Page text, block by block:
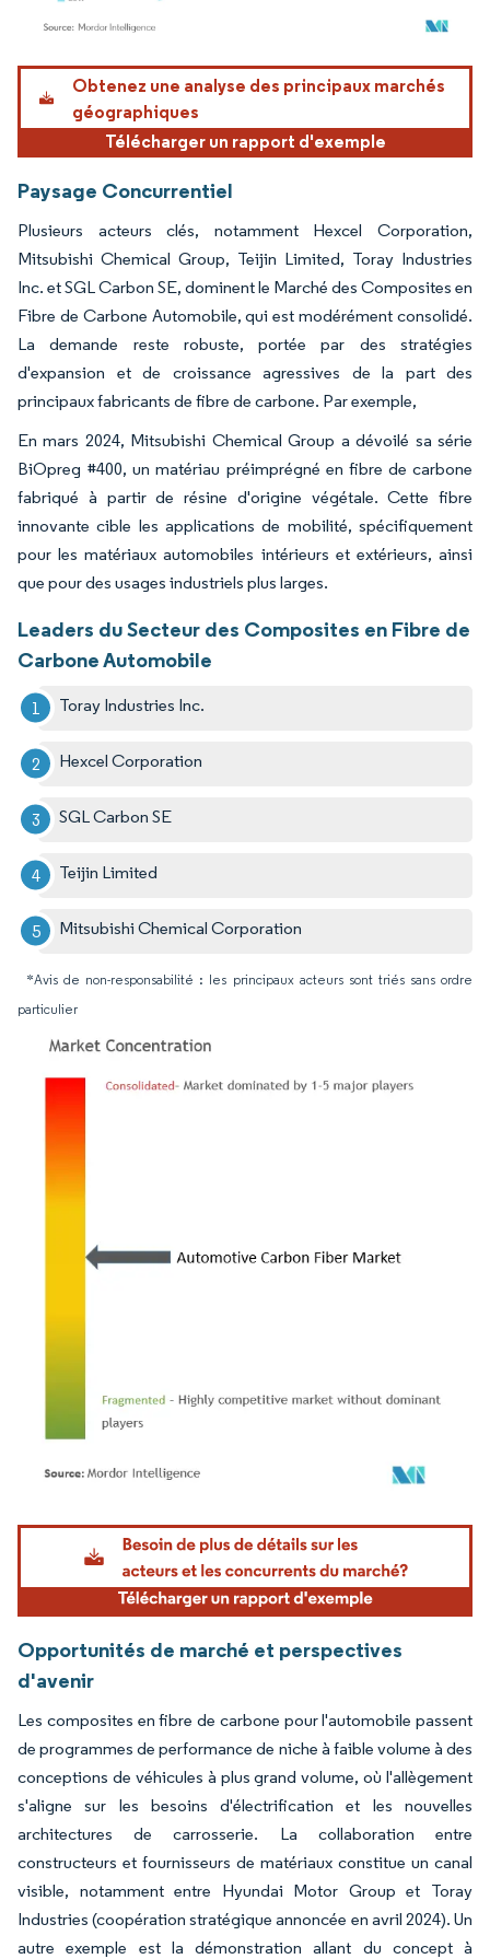
Image © Mordor Intelligence. La réutilisation nécessite une attribution sous CC BY
Obtenez une analyse des principaux marchés
géographiques
Télécharger un rapport d'exemple
Paysage Concurrentiel
Plusieurs acteurs clés, notamment Hexcel Corporation,
Mitsubishi Chemical Group, Teijin Limited, Toray Industries
Inc. et SGL Carbon SE, dominent le Marché des Composites en
Fibre de Carbone Automobile, qui est modérément consolidé.
La demande reste robuste, portée par des stratégies
d'expansion et de croissance agressives de la part des
principaux fabricants de fibre de carbone. Par exemple,
En mars 2024, Mitsubishi Chemical Group a dévoilé sa série
BiOpreg #400, un matériau préimprégné en fibre de carbone
fabriqué à partir de résine d'origine végétale. Cette fibre
innovante cible les applications de mobilité, spécifiquement
pour les matériaux automobiles intérieurs et extérieurs, ainsi
que pour des usages industriels plus larges.
Leaders du Secteur des Composites en Fibre de
Carbone Automobile
Toray Industries Inc.
Hexcel Corporation
SGL Carbon SE
Teijin Limited
Mitsubishi Chemical Corporation
*Avis de non-responsabilité : les principaux acteurs sont triés sans ordre
particulier
Image © Mordor Intelligence. La réutilisation nécessite une attribution sous CC BY
Opportunités de marché et perspectives
d'avenir
Les composites en fibre de carbone pour l'automobile passent
de programmes de performance de niche à faible volume à des
conceptions de véhicules à plus grand volume, où l'allègement
s'aligne sur les besoins d'électrification et les nouvelles
architectures de carrosserie. La collaboration entre
constructeurs et fournisseurs de matériaux constitue un canal
visible, notamment entre Hyundai Motor Group et Toray
Industries (coopération stratégique annoncée en avril 2024). Un
autre exemple est la démonstration allant du concept à